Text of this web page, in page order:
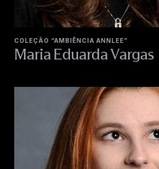
COLEÇÃO “AMBIÊNCIA ANNLEE”
Maria Eduarda Vargas